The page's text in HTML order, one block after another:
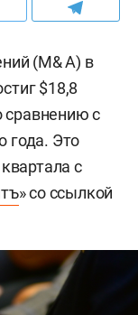
(M& A) в
$18,8
сравнению с
года. Это
с
» со ссылкой